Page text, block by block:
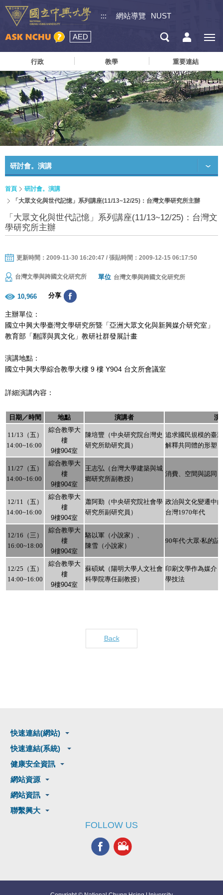
::: 網站導覽 NUST
AED
行政 教學 重要連結
研討會。演講
首頁
研討會。演講
「大眾文化與世代記憶」系列講座(11/13~12/25)：台灣文學研究所主辦
「大眾文化與世代記憶」系列講座(11/13~12/25)：台灣文
學研究所主辦
更新時間：2009-11-30 16:20:47 / 張貼時間：2009-12-15 06:17:50
台灣文學與跨國文化研究所 單位 台灣文學與跨國文化研究所
10,966 分享
主辦單位：
國立中興大學臺灣文學研究所暨「亞洲大眾文化與新興媒介研究室」
教育部「翻譯與異文化」教研社群發展計畫
演講地點：
國立中興大學綜合教學大樓 9 樓 Y904 台文所會議室
詳細演講內容：
日期／時間 地點 演講者 演
11/13 （五）
14:00~16:00
綜合教學大
樓
9樓904室
陳培豐（中央研究院台灣史
研究所助研究員）
追求國民規模的臺
解釋共同體的形塑
11/27 （五）
14:00~16:00
綜合教學大
樓
9樓904室
王志弘（台灣大學建築與城
鄉研究所副教授）
消費、空間與認同
12/11
（五）
14:00~16:00
綜合教學大
樓
9樓904室
蕭阿勤（中央研究院社會學
研究所副研究員）
政治與文化變遷中
台灣1970年代
12/16 （三）
16:00~18:00
綜合教學大
樓
9樓904室
駱以軍（小說家）、
陳雪（小說家）
90年代‧大眾 ‧私的記
12/25 （五）
14:00~16:00
綜合教學大
樓
9樓904室
蘇碩斌（陽明大學人文社會
科學院專任副教授）
印刷文學作為媒介
學技法
Back
快速連結(網站)
快速連結(系統)
健康安全資訊
網站資源
網站資訊
聯繫興大
FOLLOW US